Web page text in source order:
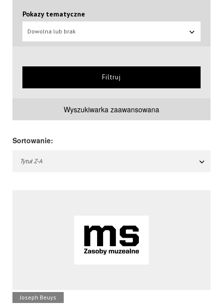
Pokazy tematyczne
Dowolna lub brak
Filtruj
Wyszukiwarka zaawansowana
Sortowanie:
Tytuł Z-A
Joseph Beuys